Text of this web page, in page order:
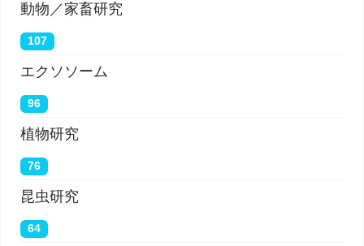
動物／家畜研究
107
エクソソーム
96
植物研究
76
昆虫研究
64